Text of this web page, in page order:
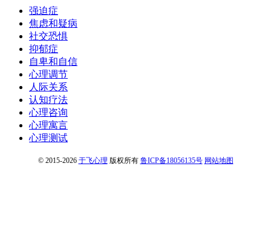
强迫症
焦虑和疑病
社交恐惧
抑郁症
自卑和自信
心理调节
人际关系
认知疗法
心理咨询
心理寓言
心理测试
© 2015-2026 于飞心理 版权所有 鲁ICP备18056135号 网站地图